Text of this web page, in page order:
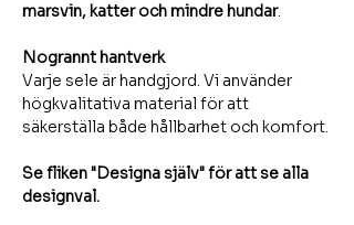
marsvin, katter och mindre hundar.
Nogrannt hantverk
Varje sele är handgjord. Vi använder
högkvalitativa material för att
säkerställa både hållbarhet och komfort.
Se fliken "Designa själv" för att se alla
designval.